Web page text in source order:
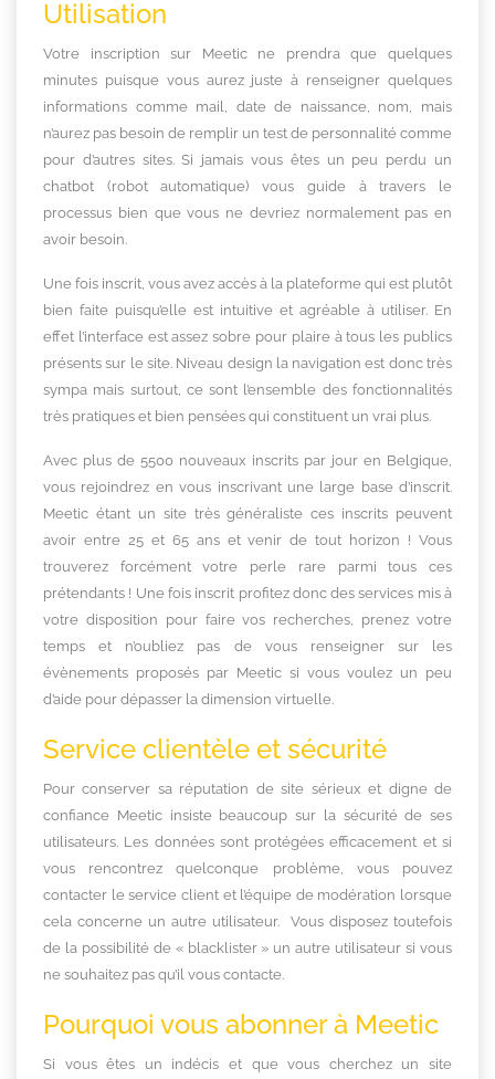
Utilisation
Votre inscription sur Meetic ne prendra que quelques
minutes puisque vous aurez juste à renseigner quelques
informations comme mail, date de naissance, nom, mais
n’aurez pas besoin de remplir un test de personnalité comme
pour d’autres sites. Si jamais vous êtes un peu perdu un
chatbot (robot automatique) vous guide à travers le
processus bien que vous ne devriez normalement pas en
avoir besoin.
Une fois inscrit, vous avez accès à la plateforme qui est plutôt
bien faite puisqu’elle est intuitive et agréable à utiliser. En
effet l’interface est assez sobre pour plaire à tous les publics
présents sur le site. Niveau design la navigation est donc très
sympa mais surtout, ce sont l’ensemble des fonctionnalités
très pratiques et bien pensées qui constituent un vrai plus.
Avec plus de 5500 nouveaux inscrits par jour en Belgique
vous rejoindrez en vous inscrivant une large base d’inscrit.
Meetic étant un site très généraliste ces inscrits peuvent
avoir entre 25 et 65 ans et venir de tout horizon ! Vous
trouverez forcément votre perle rare parmi tous ces
prétendants ! Une fois inscrit profitez donc des services mis à
votre disposition pour faire vos recherches, prenez votre
temps et n’oubliez pas de vous renseigner sur les
évènements proposés par Meetic si vous voulez un peu
d’aide pour dépasser la dimension virtuelle.
Service clientèle et sécurité
Pour conserver sa réputation de site sérieux et digne de
confiance Meetic insiste beaucoup sur la sécurité de ses
utilisateurs. Les données sont protégées efficacement et si
vous rencontrez quelconque problème, vous pouvez
contacter le service client et l’équipe de modération lorsque
cela concerne un autre utilisateur. Vous disposez toutefois
de la possibilité de « blacklister » un autre utilisateur si vous
ne souhaitez pas qu’il vous contacte.
Pourquoi vous abonner à Meetic
Si vous êtes un indécis et que vous cherchez un site